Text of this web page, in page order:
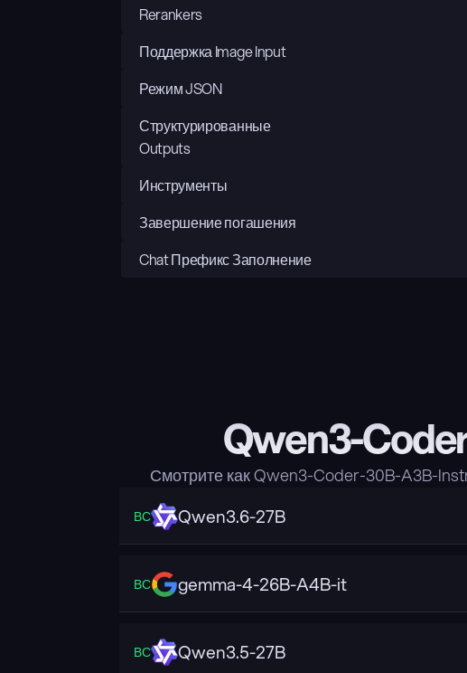
Rerankers
Поддержка Image Input
Режим JSON
Структурированные
Outputs
Инструменты
Завершение погашения
Chat Префикс Заполнение
Qwen3-
Смотрите как Qwen3-Coder-30B-A3B-
ВС Qwen3.6-27B
ВС gemma-4-26B-A4B-it
ВС Qwen3.5-27B